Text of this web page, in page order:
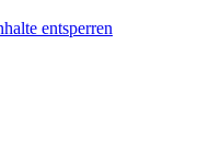
entsperren